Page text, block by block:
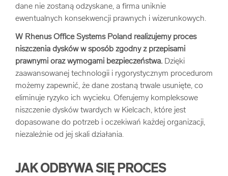
dane nie zostaną odzyskane, a firma uniknie
ewentualnych konsekwencji prawnych i wizerunkowych.
W Rhenus Office Systems Poland realizujemy proces
niszczenia dysków w sposób zgodny z przepisami
prawnymi oraz wymogami bezpieczeństwa. Dzięki
zaawansowanej technologii i rygorystycznym procedurom
możemy zapewnić, że dane zostaną trwale usunięte, co
eliminuje ryzyko ich wycieku. Oferujemy kompleksowe
niszczenie dysków twardych w Kielcach, które jest
dopasowane do potrzeb i oczekiwań każdej organizacji,
niezależnie od jej skali działania.
JAK ODBYWA SIĘ PROCES